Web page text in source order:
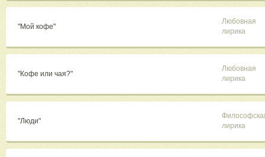
"Мой кофе"
Любовная
лирика
"Кофе или чая?"
Любовная
лирика
"Люди"
лирика